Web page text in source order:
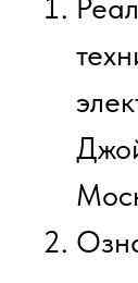
на
Расчет